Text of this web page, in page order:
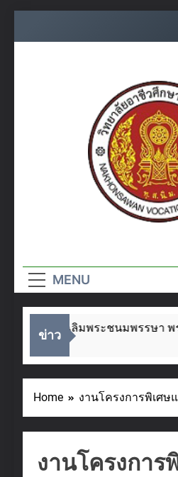
อา
นค
MENU
ข่าว
กาสวันเฉลิมพระชนมพรรษา พระ
Home งานโครงการพิเศ
งานโครงการ